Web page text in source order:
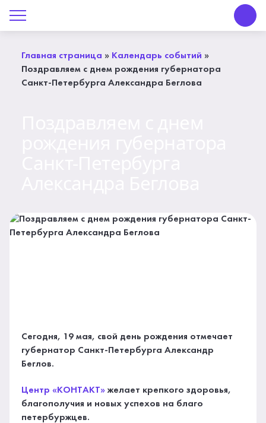
Главная страница » Календарь событий »
Поздравляем с днем рождения губернатора
Санкт-Петербурга Александра Беглова
Сегодня, 19 мая, свой день рождения отмечает
губернатор Санкт-Петербурга Александр
Беглов.
Центр «КОНТАКТ»желает крепкого здоровья,
благополучия и новых успехов на благо
петербуржцев.
О Центре «КОНТАКТ»
Профсоюз
Контакты